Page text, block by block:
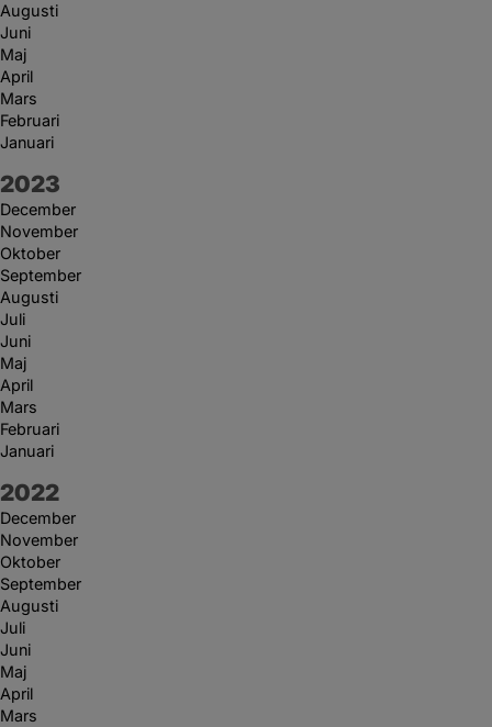
Augusti
Juni
Maj
April
Mars
Februari
Januari
År:
2023
December
November
Oktober
September
Augusti
Juli
Juni
Maj
April
Mars
Februari
Januari
År:
2022
December
November
Oktober
September
Augusti
Juli
Juni
Maj
April
Mars